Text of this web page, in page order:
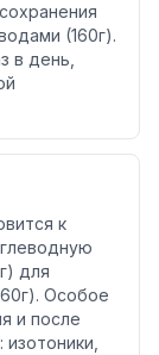
(160г).
в день,
к
для
Особое
и после